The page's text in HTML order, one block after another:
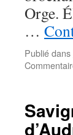
Orge.
…
Publié dans